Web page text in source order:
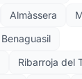
Almàssera
Benaguasil
Ribarroja del